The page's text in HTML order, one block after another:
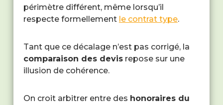
périmètre différent, même lorsqu’il
respecte formellement le contrat type.
Tant que ce décalage n’est pas corrigé, la
comparaison des devisrepose sur une
illusion de cohérence.
On croit arbitrer entre des honoraires du